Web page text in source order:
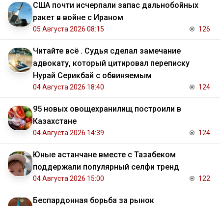
США почти исчерпали запас дальнобойных
ракет в войне с Ираном
05 Августа 2026 08:15 126
Читайте всё . Судья сделал замечание
адвокату, который цитировал переписку
Нурай Серикбай с обвиняемым
04 Августа 2026 18:40 124
95 новых овощехранилищ построили в
Казахстане
04 Августа 2026 14:39 124
Юные астанчане вместе с Тазабеком
поддержали популярный селфи тренд
04 Августа 2026 15:00 122
Беспардонная борьба за рынок